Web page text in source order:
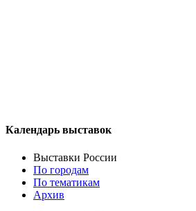
Календарь выставок
Выставки России
По городам
По тематикам
Архив